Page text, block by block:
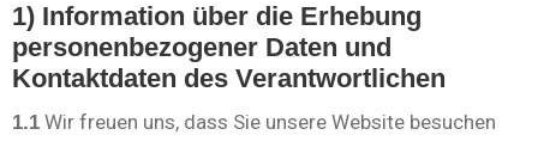
1) Information über die Erhebung
personenbezogener Daten und
Kontaktdaten des Verantwortlichen
1.1 Wir freuen uns, dass Sie unsere Website besuchen